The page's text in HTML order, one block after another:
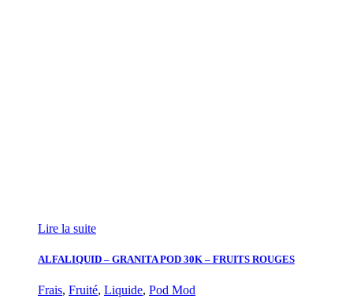
Lire la suite
ALFALIQUID – GRANITA POD 30K – FRUITS ROUGES
Frais, Fruité, Liquide, Pod Mod